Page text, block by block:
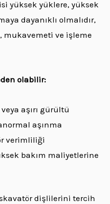
yüksek yüklere, yüksek
dayanıklı olmalıdır,
mukavemeti ve işleme
olabilir:
veya aşırı gürültü
aşınma
verimliliği
bakım maliyetlerine
dişlilerini tercih